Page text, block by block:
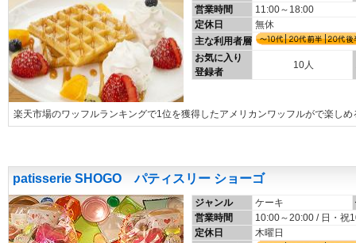
営業時間
11:00～18:00
定休日
無休
主な利用者層
お気に入り
登録者
10人
楽天市場のワッフルランキングで1位を獲得したアメリカンワッフルがで楽しめ
patisserie SHOGO パティスリー ショーゴ
ジャンル ケーキ
営業時間
10:00～20:00 / 日・祝
定休日
木曜日